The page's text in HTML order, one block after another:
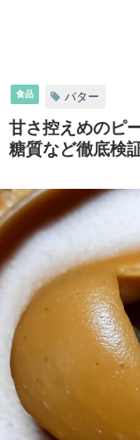
食品 バター
甘さ控えめのピ
糖質など徹底検